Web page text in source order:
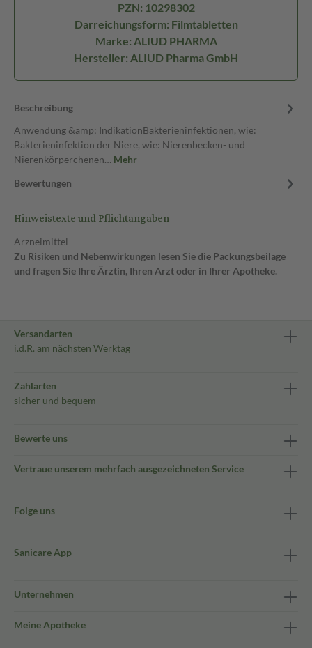
PZN: 10298302
Darreichungsform: Filmtabletten
Marke: ALIUD PHARMA
Hersteller: ALIUD Pharma GmbH
Beschreibung
Anwendung &amp; IndikationBakterieninfektionen, wie:
Bakterieninfektion der Niere, wie: Nierenbecken- und
Nierenkörperchenen… Mehr
Bewertungen
Hinweistexte und Pflichtangaben
Arzneimittel
Zu Risiken und Nebenwirkungen lesen Sie die Packungsbeilage
und fragen Sie Ihre Ärztin, Ihren Arzt oder in Ihrer Apotheke.
Versandarten
i.d.R. am nächsten Werktag
Zahlarten
sicher und bequem
Bewerte uns
Vertraue unserem mehrfach ausgezeichneten Service
Folge uns
Sanicare App
Unternehmen
Meine Apotheke